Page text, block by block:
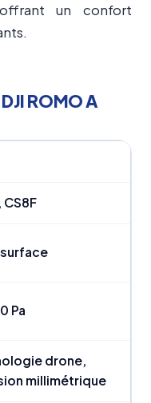
un confort
ROMO A
CS8F
Pa
drone,
millimétrique